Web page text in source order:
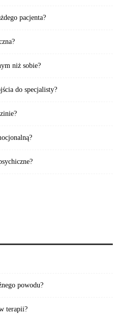
pacjenta?
niż sobie?
do specjalisty?
powodu?
terapii?